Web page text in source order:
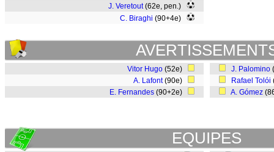
J. Veretout(62e, pen.)
C. Biraghi (90+4e)
Vitor Hugo (52e)
A. Lafont(90e)
E. Fernandes (90+2e)
J. Palomino
Rafael Tolói
A. Gómez
EQUIPES